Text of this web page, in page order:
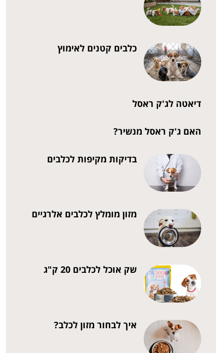
כלבים קטנים לאימוץ
דיאטה לג'ק ראסל
האם ג'ק ראסל מנשיר?
בדיקות מקיפות לכלבים
מזון מומלץ לכלבים אלרגיים
שק אוכל לכלבים 20 ק"ג
איך לבחור מזון לכלב?